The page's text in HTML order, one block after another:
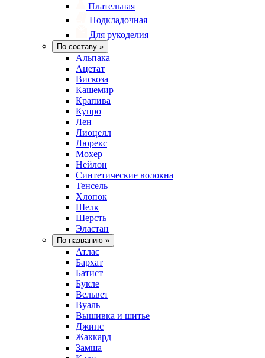
Плательная
Подкладочная
Для рукоделия
По составу »
Альпака
Ацетат
Вискоза
Кашемир
Крапива
Купро
Лен
Лиоцелл
Люрекс
Мохер
Нейлон
Синтетические волокна
Тенсель
Хлопок
Шелк
Шерсть
Эластан
По названию »
Атлас
Бархат
Батист
Букле
Вельвет
Вуаль
Вышивка и шитье
Джинс
Жаккард
Замша